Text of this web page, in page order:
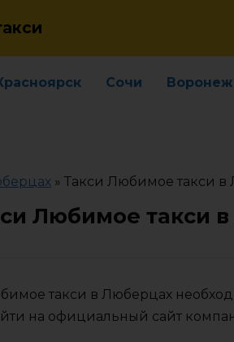
Сочи Воронеж
» Такси Любимое такси в
Любимое такси
такси в Люберцах
на официальный сайт